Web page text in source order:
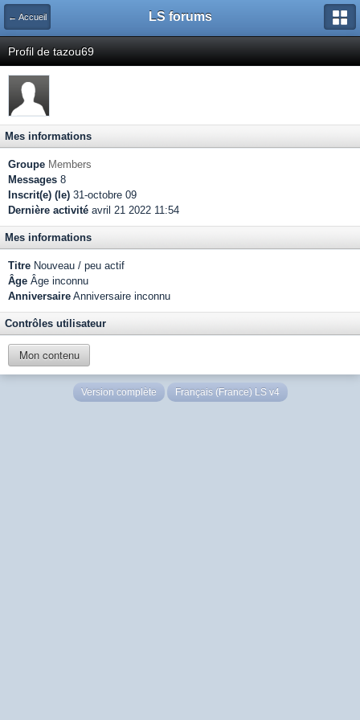
← Accueil LS forums
Profil de tazou69
Mes informations
Groupe Members
Messages 8
Inscrit(e) (le) 31-octobre 09
Dernière activité avril 21 2022 11:54
Mes informations
Titre Nouveau / peu actif
Âge Âge inconnu
Anniversaire Anniversaire inconnu
Contrôles utilisateur
Mon contenu
Version complète Français (France) LS v4